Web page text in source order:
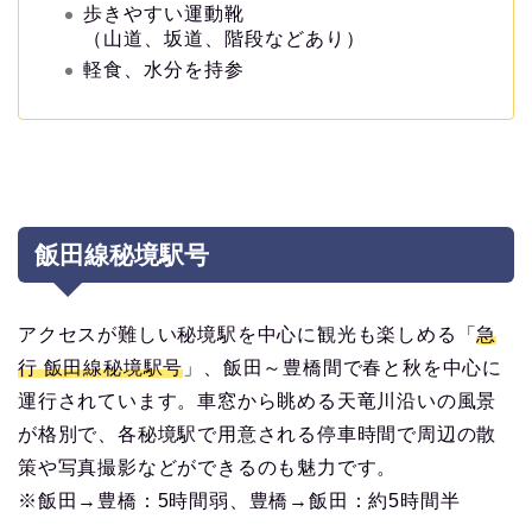
歩きやすい運動靴
（山道、坂道、階段などあり）
軽食、水分を持参
飯田線秘境駅号
アクセスが難しい秘境駅を中心に観光も楽しめる「急
行 飯田線秘境駅号 」、飯田～豊橋間で春と秋を中心に
運行されています。車窓から眺める天竜川沿いの風景
が格別で、各秘境駅で用意される停車時間で周辺の散
策や写真撮影などができるのも魅力です。
※飯田→豊橋：5時間弱、豊橋→飯田：約5時間半